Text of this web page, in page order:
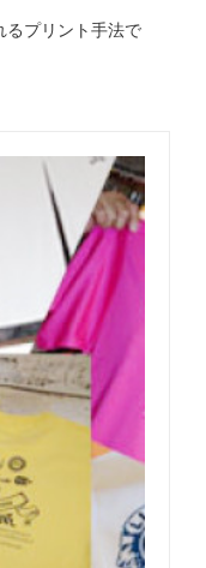
るプリント手法で